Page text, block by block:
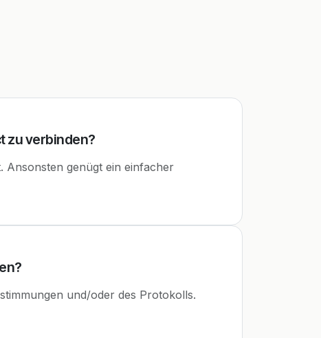
zu verbinden?
Ansonsten genügt ein einfacher
und/oder des Protokolls.